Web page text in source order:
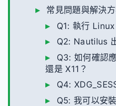
常見問題與解決
Q1: 執行
Q2: Nautilus
Q3: 如何確認
還是 X11？
Q4:
Q5: 我可以安